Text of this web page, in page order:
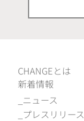
CHANGEとは
新着情報
ニュース
プレスリリース